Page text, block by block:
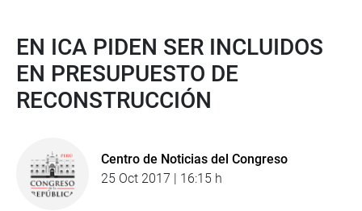
EN ICA PIDEN SER INCLUIDOS
EN PRESUPUESTO DE
RECONSTRUCCIÓN
Centro de Noticias del Congreso
25 Oct 2017 | 16:15 h